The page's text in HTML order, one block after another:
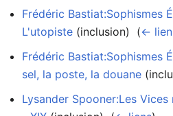
Frédéric Bastiat:Sophismes
L'utopiste (inclusion) ‎ (←
Frédéric Bastiat:Sophismes
sel, la poste, la douane
Lysander Spooner:Les